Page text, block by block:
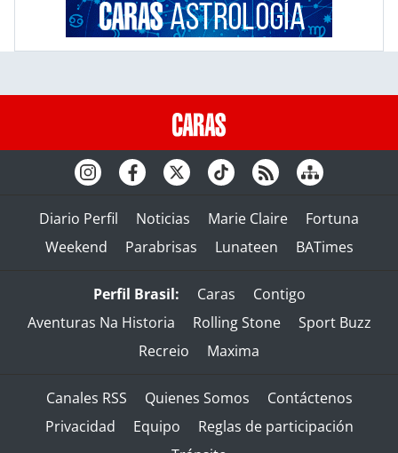
Diario Perfil Noticias Marie Claire
Fortuna
Weekend
Parabrisas Lunateen BATimes
Perfil Brasil: Caras
Contigo
Aventuras Na Historia
Rolling Stone
Sport Buzz
Recreio
Maxima
Canales RSS Quienes Somos
Contáctenos
Privacidad
Equipo
Reglas de participación